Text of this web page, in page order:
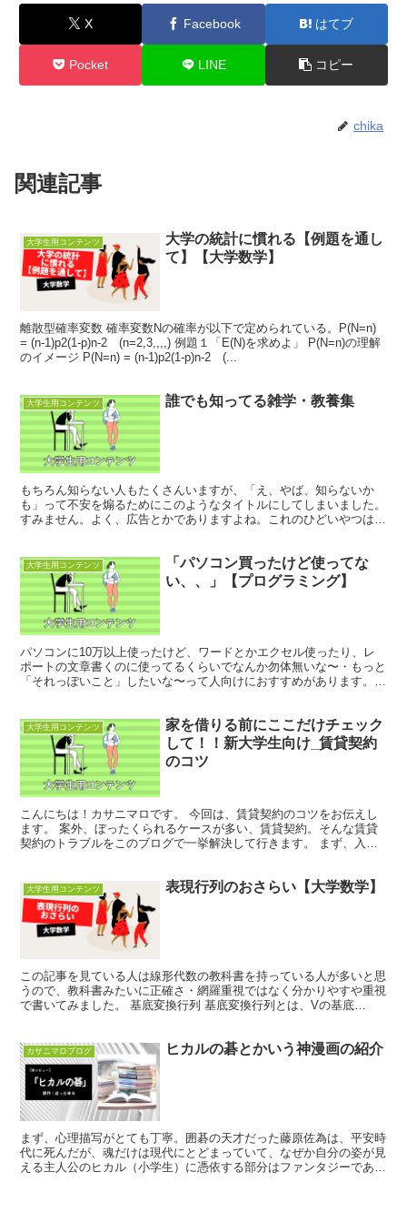
X Facebook はてブ
Pocket LINE コピー
chika
関連記事
大学生用コンテンツ
大学の統計に慣れる【例題を通し
て】【大学数学】
離散型確率変数 確率変数Nの確率が以下で定められている。P(N=n)
= (n-1)p2(1-p)n-2 (n=2,3,,,,) 例題１「E(N)を求めよ」 P(N=n)の理解
のイメージ P(N=n) = (n-1)p2(1-p)n-2 (...
大学生用コンテンツ 誰でも知ってる雑学・教養集
もちろん知らない人もたくさんいますが、「え、やば、知らないか
も」って不安を煽るためにこのようなタイトルにしてしまいました。
すみません。よく、広告とかでありますよね。これのひどいやつは不
大学生用コンテンツ
「パソコン買ったけど使ってな
い、、」【プログラミング】
パソコンに10万以上使ったけど、ワードとかエクセル使ったり、レ
ポートの文章書くのに使ってるくらいでなんか勿体無いな〜・もっと
「それっぽいこと」したいな〜って人向けにおすすめがあります。
大学生用コンテンツ
家を借りる前にここだけチェック
して！！新大学生向け_賃貸契約
のコツ
こんにちは！カサニマロです。 今回は、賃貸契約のコツをお伝えし
ます。 案外、ぼったくられるケースが多い、賃貸契約。そんな賃貸
契約のトラブルをこのブログで一挙解決して行きます。 まず、入居
大学生用コンテンツ 表現行列のおさらい【大学数学】
この記事を見ている人は線形代数の教科書を持っている人が多いと思
うので、教科書みたいに正確さ・網羅重視ではなく分かりやすや重視
で書いてみました。 基底変換行列 基底変換行列とは、Vの基底
カサニマロブログ ヒカルの碁とかいう神漫画の紹介
まず、心理描写がとても丁寧。囲碁の天才だった藤原佐為は、平安時
代に死んだが、魂だけは現代にとどまっていて、なぜか自分の姿が見
える主人公のヒカル（小学生）に憑依する部分はファンタジーである